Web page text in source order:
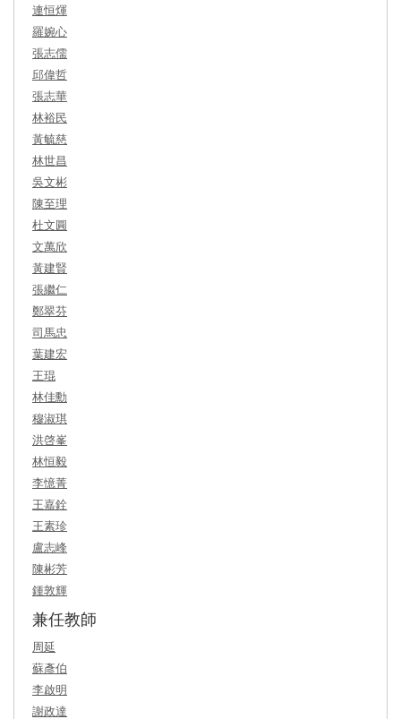
連恒煇
羅婉心
張志儒
邱偉哲
張志華
林裕民
黃毓慈
林世昌
吳文彬
陳至理
杜文圓
文萬欣
黃建賢
張繼仁
鄭翠芬
司馬忠
葉建宏
王琨
林佳勳
穆淑琪
洪啓峯
林恒毅
李憶菁
王嘉銓
王素珍
盧志峰
陳彬芳
鍾敦輝
兼任教師
周延
蘇彥伯
李啟明
謝政達